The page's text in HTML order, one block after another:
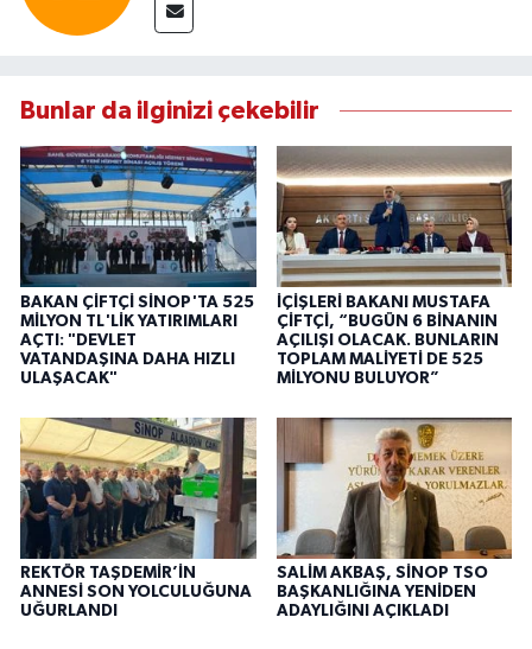
Bunlar da ilginizi çekebilir
BAKAN ÇİFTÇİ SİNOP'TA 525
MİLYON TL'LİK YATIRIMLARI
AÇTI: "DEVLET
VATANDAŞINA DAHA HIZLI
ULAŞACAK"
İÇİŞLERİ BAKANI MUSTAFA
ÇİFTÇİ, “BUGÜN 6 BİNANIN
AÇILIŞI OLACAK. BUNLARIN
TOPLAM MALİYETİ DE 525
MİLYONU BULUYOR”
REKTÖR TAŞDEMİR’İN
ANNESİ SON YOLCULUĞUNA
UĞURLANDI
SALİM AKBAŞ, SİNOP TSO
BAŞKANLIĞINA YENİDEN
ADAYLIĞINI AÇIKLADI